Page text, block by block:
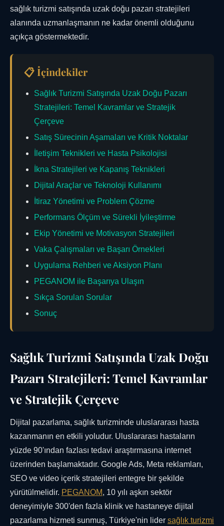
sağlık turizmi satışında uzak doğu pazarı stratejileri
alanında uzmanlaşmanın ne kadar önemli olduğunu
açıkça göstermektedir.
📋 İçindekiler
Sağlık Turizmi Satışında Uzak Doğu Pazarı
Stratejileri: Temel Kavramlar ve Stratejik
Çerçeve
Satış Sürecinin Aşamaları ve Kritik Noktalar
İletişim Teknikleri ve Hasta Psikolojisi
İkna Stratejileri ve Kapanış Teknikleri
Dijital Araçlar ve Teknoloji Kullanımı
İtiraz Yönetimi ve Problem Çözme
Performans Ölçüm ve Sürekli İyileştirme
Ekip Yönetimi ve Motivasyon Stratejileri
Vaka Çalışmaları ve Başarı Örnekleri
Uygulama Rehberi ve Aksiyon Planı
PEGANOM ile Başarıya Ulaşın
Sıkça Sorulan Sorular
Sonuç
Sağlık Turizmi Satışında Uzak Doğu
Pazarı Stratejileri: Temel Kavramlar
ve Stratejik Çerçeve
Dijital pazarlama, sağlık turizminde uluslararası hasta
kazanmanın en etkili yoludur. Uluslararası hastaların
yüzde 90'ından fazlası tedavi araştırmasına internet
üzerinden başlamaktadır. Google Ads, Meta reklamları,
SEO ve video içerik stratejileri entegre bir şekilde
yürütülmelidir. PEGANOM, 10 yılı aşkın sektör
deneyimiyle 300'den fazla klinik ve hastaneye dijital
pazarlama hizmeti sunmuş, Türkiye'nin lider sağlık turizmi